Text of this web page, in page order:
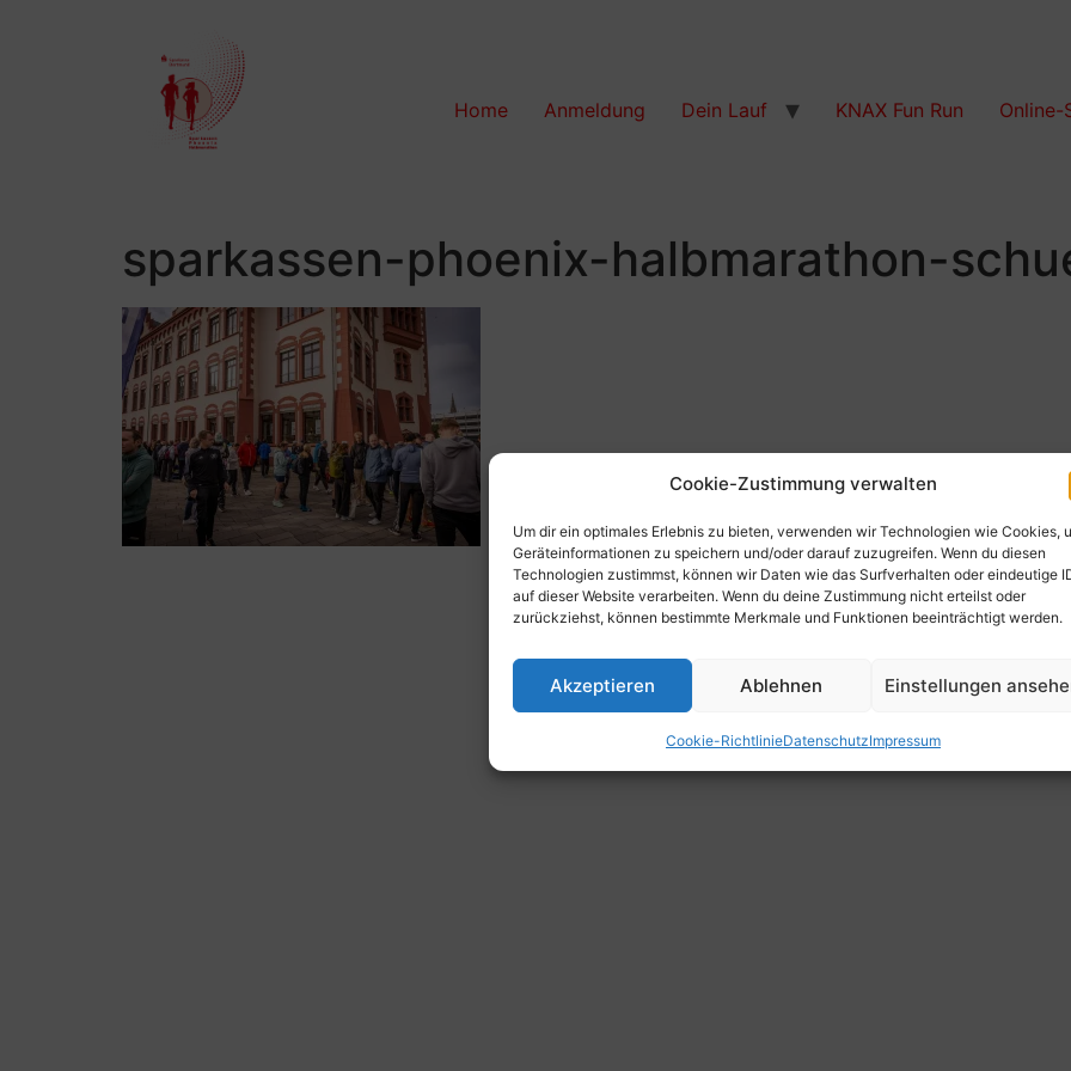
Cookie-Zustimmung verwalten
Um dir ein optimales Erlebnis zu bieten, verwenden wir Technologien wie Cookies,
Geräteinformationen zu speichern und/oder darauf zuzugreifen. Wenn du diesen
Technologien zustimmst, können wir Daten wie das Surfverhalten oder eindeutige
auf dieser Website verarbeiten. Wenn du deine Zustimmung nicht erteilst oder
zurückziehst, können bestimmte Merkmale und Funktionen beeinträchtigt werden.
Akzeptieren Ablehnen Einstellungen
Cookie-RichtlinieDatenschutzImpressum
Home Anmeldung Dein Lauf KNAX Fun Run Online-
sparkassen-phoenix-halbmarathon-